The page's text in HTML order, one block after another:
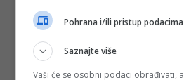
Pohrana i/ili pristup
Saznajte više
Vaši će se osobni podaci obrađivati,